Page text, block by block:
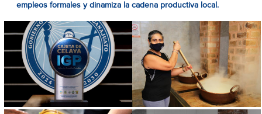
empleos formales y dinamiza la cadena productiva local.